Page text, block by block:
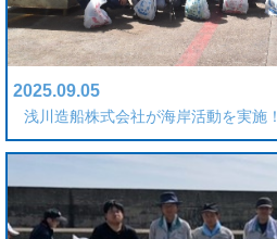
2025.09.05
浅川造船株式会社が海岸活動を実施！